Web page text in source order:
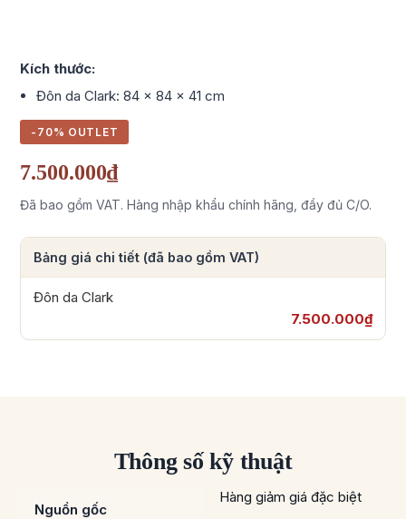
Kích thước:
Đôn da Clark: 84 x 84 x 41 cm
-70% OUTLET
7.500.000₫
Đã bao gồm VAT. Hàng nhập khẩu chính hãng, đầy đủ C/O.
Bảng giá chi tiết (đã bao gồm VAT)
Đôn da Clark
7.500.000₫
Thông số kỹ thuật
Nguồn gốc
Hàng giảm giá đặc biệt